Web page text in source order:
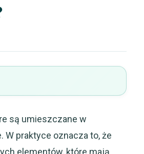
są umieszczane w
W praktyce oznacza to, że
elementów, które mają